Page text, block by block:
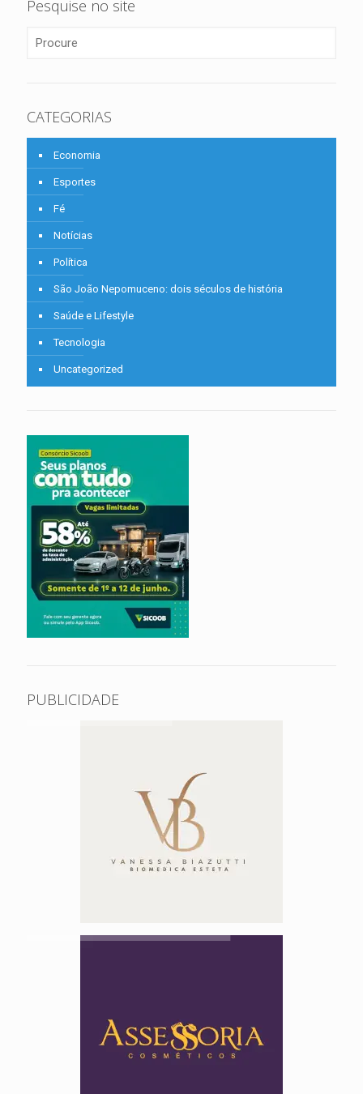
Pesquise no site
CATEGORIAS
Economia
Esportes
Fé
Notícias
Política
São João Nepomuceno: dois séculos de história
Saúde e Lifestyle
Tecnologia
Uncategorized
PUBLICIDADE